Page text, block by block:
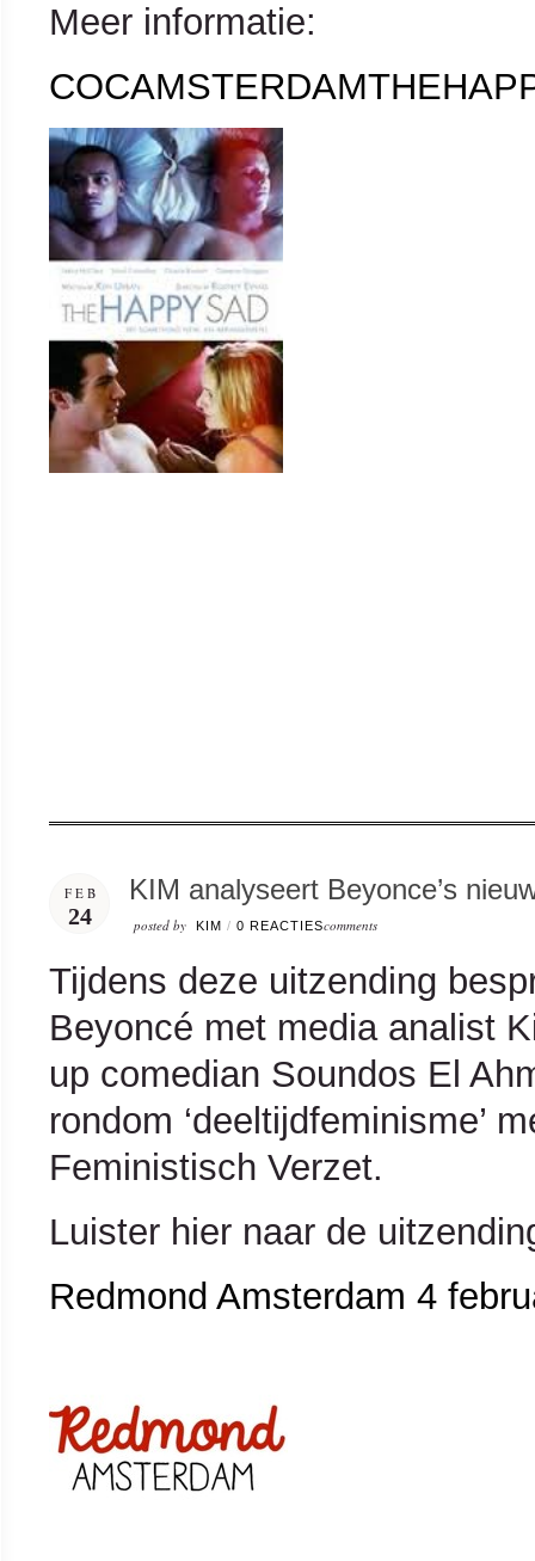
Meer informatie:
FEB
24
KIM analyseert Beyonce’s
posted by KIM / 0 REACTIEScomments
Tijdens deze uitzending
Beyoncé met media analist
up comedian Soundos El
rondom ‘deeltijdfeminisme’
Feministisch Verzet.
Luister hier naar de
Redmond Amsterdam 4